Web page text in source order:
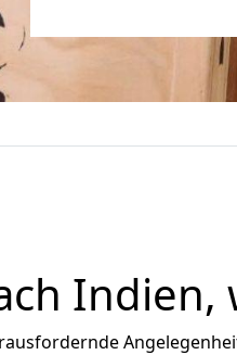
Indien,